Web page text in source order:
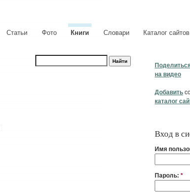
Статьи Фото Книги Словари Каталог сайтов
на видео
Добавить
каталог
Вход в
Имя
Пароль: *